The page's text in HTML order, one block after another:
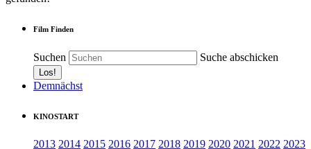
Film Finden
Suchen Suche abschicken
Demnächst
KINOSTART
2013 2014 2015 2016 2017 2018 2019 2020 2021 2022 2023